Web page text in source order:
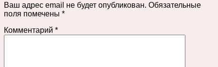
Ваш адрес email не будет опубликован. Обязательные
поля помечены *
Комментарий *